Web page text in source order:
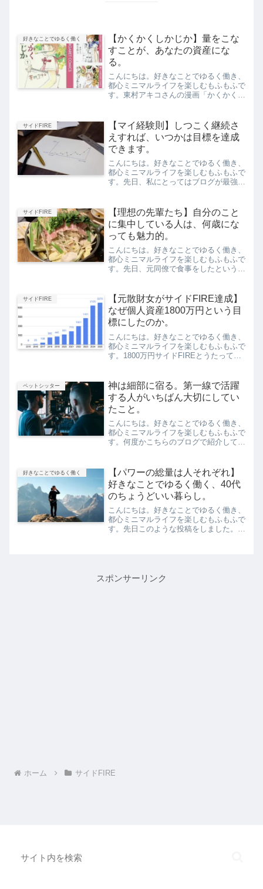
好きなことでゆるく働く
【かくかくしかじか】量をこな
すことが、あなたの資産にな
る。
こんにちは。好きなことでゆるく働き、
都心ミニマルライフを楽しむもふもふで
す。東村アキコさんの漫画「かくかくし
{b.MoshimoAffiliate...
サイドFIRE
【マイ経験則】しつこく継続さ
えすれば、いつかは目標を達成
できます。
こんにちは。好きなことでゆるく働き、
都心ミニマルライフを楽しむもふもふで
す。先日、私にとってはブログが最強の
と「趣味なのに収入がある」という状態
になるという話でした。そ...
サイドFIRE
【理想の先輩たち】自分のこと
に集中している人は、何歳にな
っても魅力的。
こんにちは。好きなことでゆるく働き、
都心ミニマルライフを楽しむもふもふで
す。先日、元同僚で食事をしたという話
輩のお話です。今回は、「自分のことに
集中している人は、何歳に...
サイドFIRE
【元散財女がサイドFIRE達成】
なぜ個人資産1800万円という目
標にしたのか。
こんにちは。好きなことでゆるく働き、
都心ミニマルライフを楽しむもふもふで
す。1800万円サイドFIREとうたってい
万円で暮らしていないやんけ。いま、取
り崩ししていないや...
ペットシッター
神は細部に宿る。第一線で活躍
する人がいちばん大切にしてい
たこと。
こんにちは。好きなことでゆるく働き、
都心ミニマルライフを楽しむもふもふで
す。何度かこちらのブログで紹介してい
た会社員時代に、クリエイティブディレ
クターでもあった上司に言...
好きなことでゆるく働く
【パワーの総量は人それぞれ】
好きなことでゆるく働く、40代
のちょうどいい暮らし。
こんにちは。好きなことでゆるく働き、
都心ミニマルライフを楽しむもふもふで
す。先日このような投稿をしました。人
スポンサーリンク
ホーム サイドFIRE